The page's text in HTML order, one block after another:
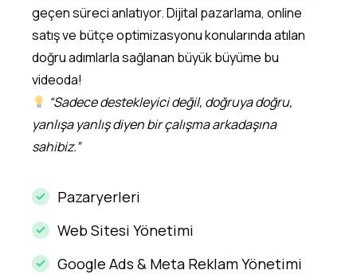
geçen süreci anlatıyor. Dijital pazarlama, online
satış ve bütçe optimizasyonu konularında atılan
doğru adımlarla sağlanan büyük büyüme bu
videoda!
“Sadece destekleyici değil, doğruya doğru,
yanlışa yanlış diyen bir çalışma arkadaşına
sahibiz.”
Pazaryerleri
Web Sitesi Yönetimi
Google Ads & Meta Reklam Yönetimi